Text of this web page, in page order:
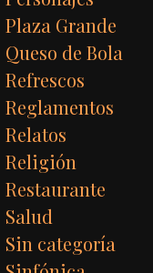
Plaza Grande
Queso de Bola
Refrescos
Reglamentos
Relatos
Religión
Restaurante
Salud
Sin categoría